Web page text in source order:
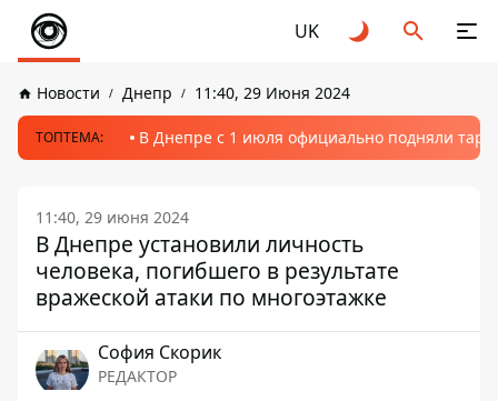
UK
Новости Днепр 11:40, 29 Июня 2024
ТОПТЕМА: В Днепре с 1 июля официально подняли
11:40, 29 июня 2024
В Днепре установили личность
человека, погибшего в результате
вражеской атаки по многоэтажке
София Скорик
РЕДАКТОР